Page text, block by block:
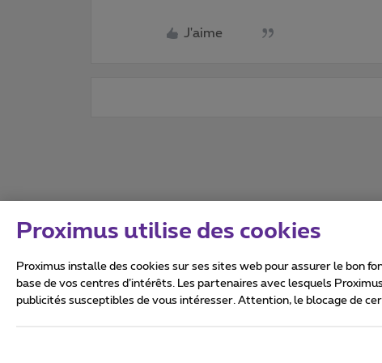
J'aime
Tous droits réservés. ©2026
Proximus utilise des cookies
Proximus installe des cookies sur ses sites web pour assurer le bon
base de vos centres d’intérêts. Les partenaires avec lesquels
publicités susceptibles de vous intéresser. Attention, le blocage de